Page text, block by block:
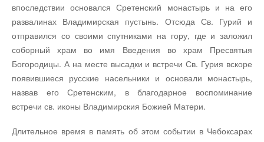
впоследствии основался Сретенский монастырь и на его
развали­нах Владимирская пустынь. Отсюда Св. Гурий и
отправился со своими спутниками на гору, где и заложил
соборный храм во имя Введения во храм Пресвятыя
Богородицы. А на месте высадки и встречи Св. Гурия вскоре
появившиеся русские на­сельники и основали монастырь,
назвав его Сретенским, в благодарное воспоминание
встречи св. иконы Владимирския Божией Матери.
Дли­тельное время в память об этом событии в Чебок­сарах